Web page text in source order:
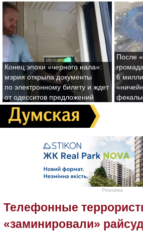
Конец эпохи «черного нала»:
мэрия открыла документы
по электронному билету и ждет
от одесситов предложений
После
6
Реклама
Телефонные
«заминировали»